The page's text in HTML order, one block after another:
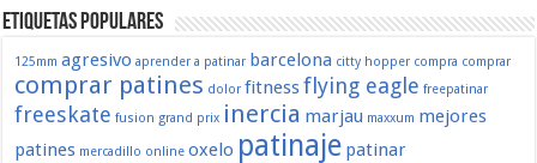
Etiquetas populares
125mm agresivo aprender a patinar barcelona citty hopper compra comprar
comprar patines dolor fitnessflying eagle freepatinar
freeskate fusion grand prix inercia marjau maxxum mejores
patines mercadillo online oxelo patinaje patinar